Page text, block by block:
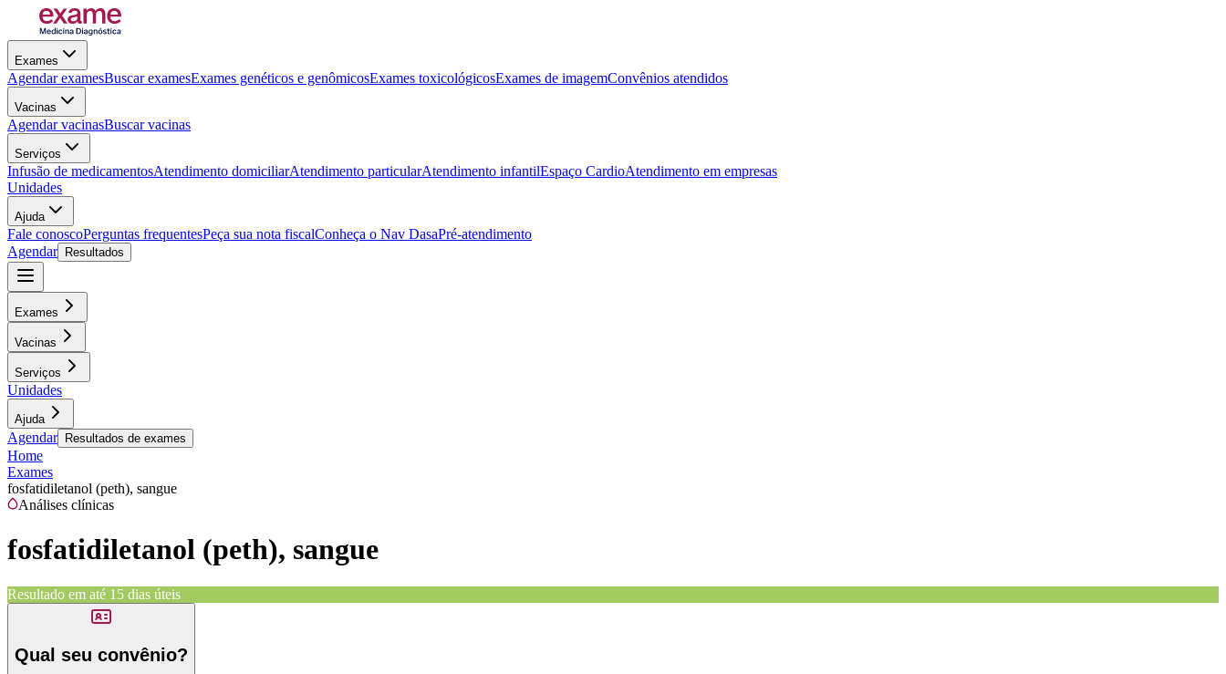
Exames
Agendar examesBuscar examesExames genéticos e genômicosExames toxicológicosExames de imagemConvênios atendidos
Vacinas
Agendar vacinasBuscar vacinas
Serviços
Infusão de medicamentosAtendimento domiciliarAtendimento particularAtendimento infantilEspaço CardioAtendimento em empresas
Unidades
Ajuda
Fale conoscoPerguntas frequentesPeça sua nota fiscalConheça o Nav DasaPré-atendimento
Agendar
Resultados
Exames
Vacinas
Serviços
Unidades
Ajuda
Agendar Resultados de exames
Home
Exames
fosfatidiletanol (peth), sangue
Análises clínicas
fosfatidiletanol (peth), sangue
Resultado em até 15 dias úteis
Qual seu convênio?